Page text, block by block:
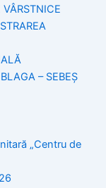
– SEBEȘ
„Centru de